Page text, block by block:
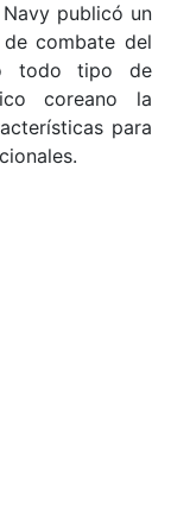
publicó un
combate del
todo tipo de
coreano la
para